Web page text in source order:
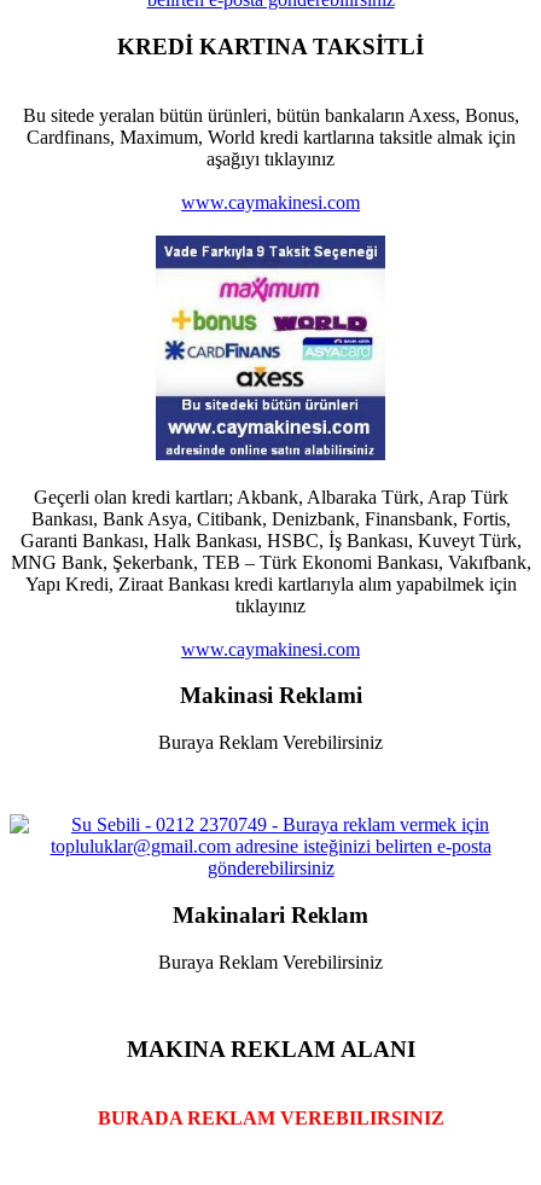
KREDİ KARTINA TAKSİTLİ
Bu sitede yeralan bütün ürünleri, bütün bankaların Axess, Bonus,
Cardfinans, Maximum, World kredi kartlarına taksitle almak için
aşağıyı tıklayınız
www.caymakinesi.com
Geçerli olan kredi kartları; Akbank, Albaraka Türk, Arap Türk
Bankası, Bank Asya, Citibank, Denizbank, Finansbank, Fortis,
Garanti Bankası, Halk Bankası, HSBC, İş Bankası, Kuveyt Türk,
MNG Bank, Şekerbank, TEB – Türk Ekonomi Bankası, Vakıfbank,
Yapı Kredi, Ziraat Bankası kredi kartlarıyla alım yapabilmek için
tıklayınız
www.caymakinesi.com
Makinasi Reklami
Buraya Reklam Verebilirsiniz
Makinalari Reklam
Buraya Reklam Verebilirsiniz
MAKINA REKLAM ALANI
BURADA REKLAM VEREBILIRSINIZ